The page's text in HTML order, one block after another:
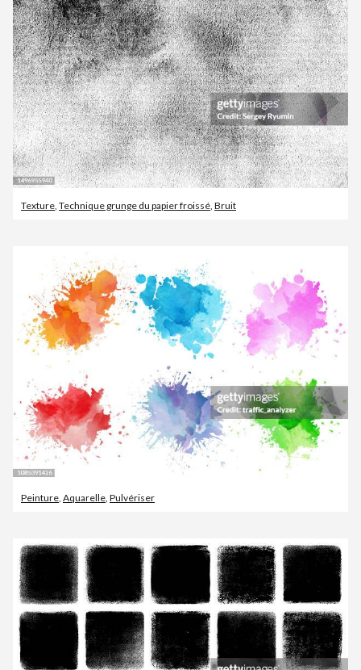
Texture Technique grunge du papier froissé Bruit
Peinture, Aquarelle, Pulvériser